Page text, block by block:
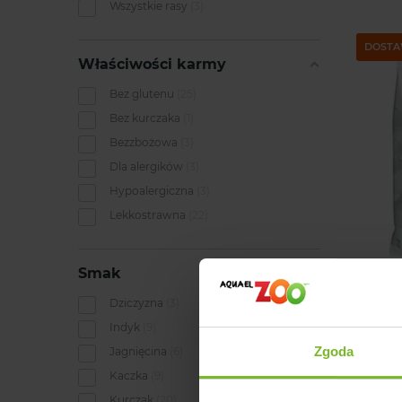
Zgoda
Wszystkie rasy
Właściwości karmy
Bez glutenu
Bez kurczaka
Bezzbożowa
Dla alergików
Hypoalergiczna
Lekkostrawna
Smak
Dziczyzna
Indyk
Jagnięcina
Kaczka